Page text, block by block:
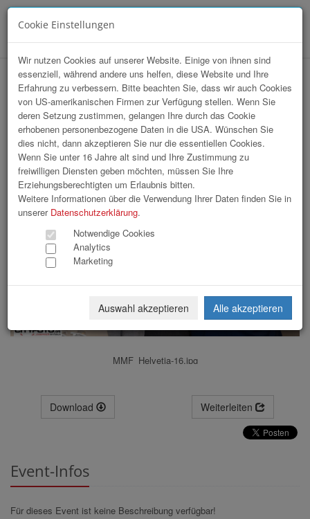
hr-lounge zu Gast bei der Helvetia
Versicherungen AG
MMF_Helvetia-16.jpg
Download Weiterleiten
Event-Infos
Für dieses Event ist keine Beschreibung verfügbar!
Cookie Einstellungen
Wir nutzen Cookies auf unserer Website. Einige von ihnen sind
essenziell, während andere uns helfen, diese Website und Ihre
Erfahrung zu verbessern. Bitte beachten Sie, dass wir auch Cookies
von US-amerikanischen Firmen zur Verfügung stellen. Wenn Sie
deren Setzung zustimmen, gelangen Ihre durch das Cookie
erhobenen personenbezogene Daten in die USA. Wünschen Sie
dies nicht, dann akzeptieren Sie nur die essentiellen Cookies.
Wenn Sie unter 16 Jahre alt sind und Ihre Zustimmung zu
freiwilligen Diensten geben möchten, müssen Sie Ihre
Erziehungsberechtigten um Erlaubnis bitten.
Weitere Informationen über die Verwendung Ihrer Daten finden Sie in
unserer Datenschutzerklärung.
Notwendige Cookies
Analytics
Marketing
Auswahl akzeptieren Alle akzeptieren